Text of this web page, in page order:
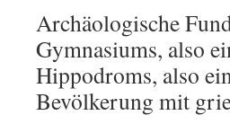
Archäologische
Gymnasiums, also
Hippodroms, also
Bevölkerung mit